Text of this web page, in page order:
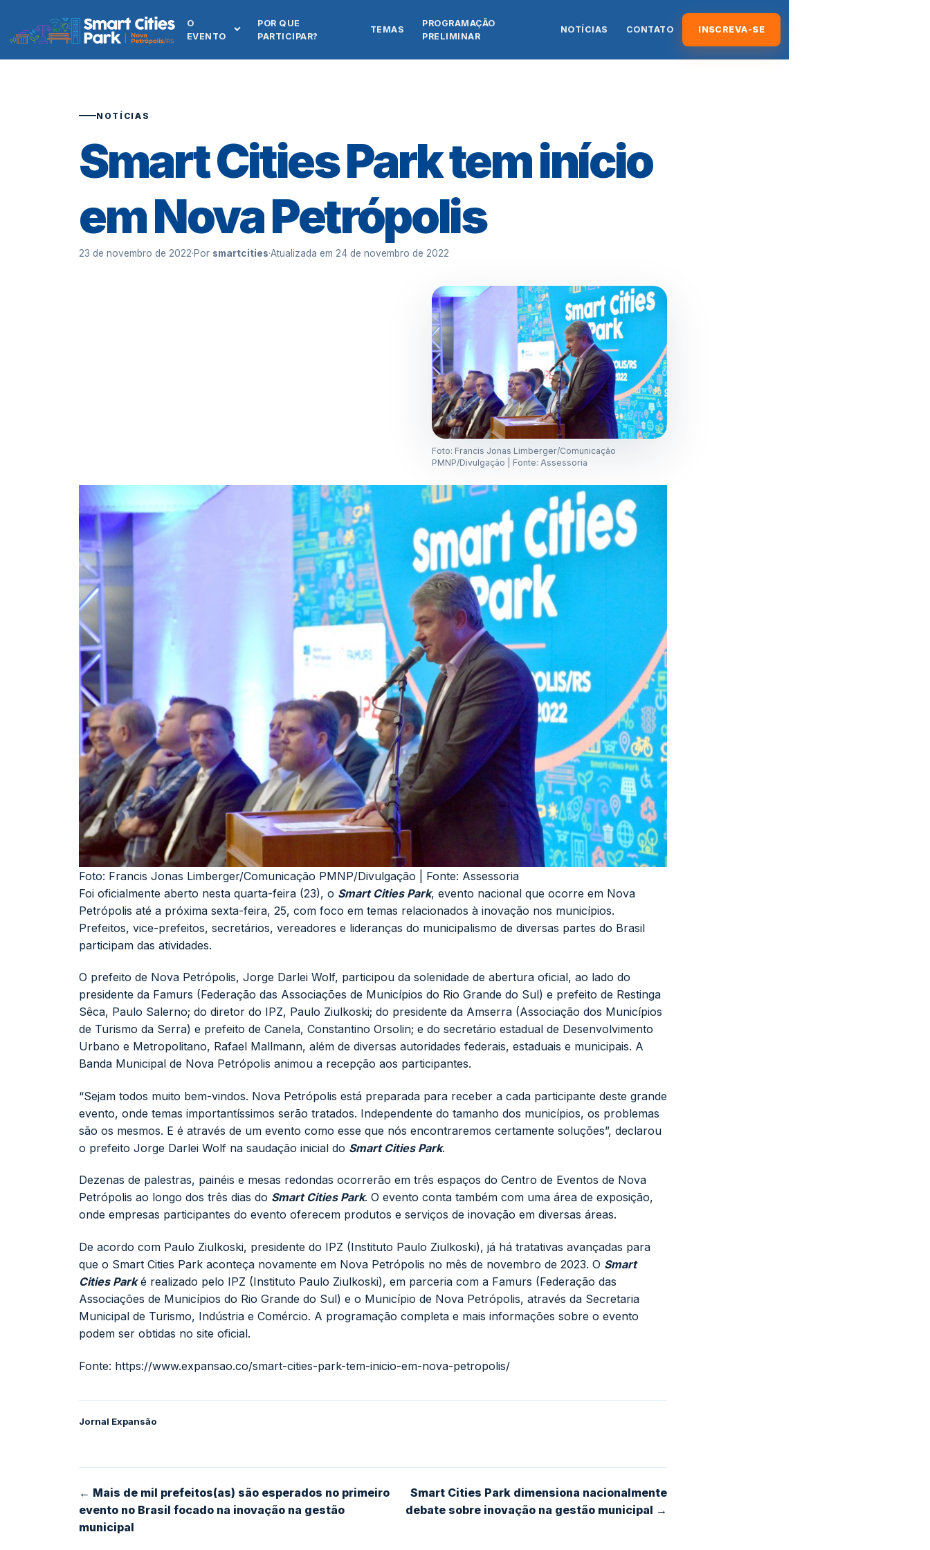
O
EVENTO
POR QUE
PARTICIPAR?
TEMAS
PROGRAMAÇÃO
PRELIMINAR
NOTÍCIAS CONTATO INSCREVA-SE
NOTÍCIAS
Smart Cities Park tem início
em Nova Petrópolis
23 de novembro de 2022·Por smartcities·Atualizada em 24 de novembro de 2022
Foto: Francis Jonas Limberger/Comunicação
PMNP/Divulgação | Fonte: Assessoria
Foto: Francis Jonas Limberger/Comunicação PMNP/Divulgação | Fonte: Assessoria
Foi oficialmente aberto nesta quarta-feira (23), o Smart Cities Park, evento nacional que ocorre em Nova
Petrópolis até a próxima sexta-feira, 25, com foco em temas relacionados à inovação nos municípios.
Prefeitos, vice-prefeitos, secretários, vereadores e lideranças do municipalismo de diversas partes do Brasil
participam das atividades.
O prefeito de Nova Petrópolis, Jorge Darlei Wolf, participou da solenidade de abertura oficial, ao lado do
presidente da Famurs (Federação das Associações de Municípios do Rio Grande do Sul) e prefeito de Restinga
Sêca, Paulo Salerno; do diretor do IPZ, Paulo Ziulkoski; do presidente da Amserra (Associação dos Municípios
de Turismo da Serra) e prefeito de Canela, Constantino Orsolin; e do secretário estadual de Desenvolvimento
Urbano e Metropolitano, Rafael Mallmann, além de diversas autoridades federais, estaduais e municipais. A
Banda Municipal de Nova Petrópolis animou a recepção aos participantes.
“Sejam todos muito bem-vindos. Nova Petrópolis está preparada para receber a cada participante deste grande
evento, onde temas importantíssimos serão tratados. Independente do tamanho dos municípios, os problemas
são os mesmos. E é através de um evento como esse que nós encontraremos certamente soluções”, declarou
o prefeito Jorge Darlei Wolf na saudação inicial do Smart Cities Park.
Dezenas de palestras, painéis e mesas redondas ocorrerão em três espaços do Centro de Eventos de Nova
Petrópolis ao longo dos três dias do Smart Cities Park. O evento conta também com uma área de exposição,
onde empresas participantes do evento oferecem produtos e serviços de inovação em diversas áreas.
De acordo com Paulo Ziulkoski, presidente do IPZ (Instituto Paulo Ziulkoski), já há tratativas avançadas para
que o Smart Cities Park aconteça novamente em Nova Petrópolis no mês de novembro de 2023. O Smart
Cities Parké realizado pelo IPZ (Instituto Paulo Ziulkoski), em parceria com a Famurs (Federação das
Associações de Municípios do Rio Grande do Sul) e o Município de Nova Petrópolis, através da Secretaria
Municipal de Turismo, Indústria e Comércio. A programação completa e mais informações sobre o evento
podem ser obtidas no site oficial.
Fonte: https://www.expansao.co/smart-cities-park-tem-inicio-em-nova-petropolis/
Jornal Expansão
← Mais de mil prefeitos(as) são esperados no primeiro
evento no Brasil focado na inovação na gestão
municipal
Smart Cities Park dimensiona nacionalmente
debate sobre inovação na gestão municipal →